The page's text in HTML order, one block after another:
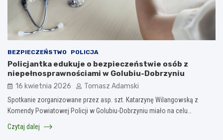
BEZPIECZEŃSTWO POLICJA
Policjantka edukuje o bezpieczeństwie osób z
niepełnosprawnościami w Golubiu-Dobrzyniu
16 kwietnia 2026 Tomasz Adamski
Spotkanie zorganizowane przez asp. szt. Katarzynę Wilangowską z
Komendy Powiatowej Policji w Golubiu-Dobrzyniu miało na celu…
Czytaj dalej